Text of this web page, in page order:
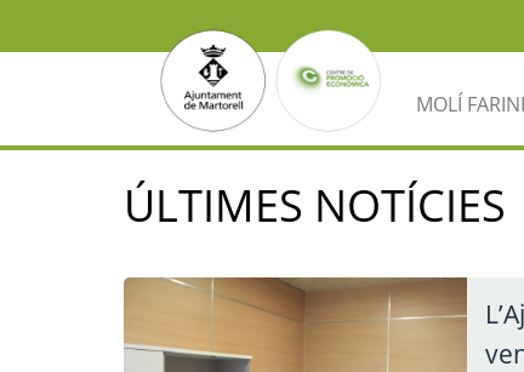
MOLÍ
ÚLTIMES NOTÍCIES